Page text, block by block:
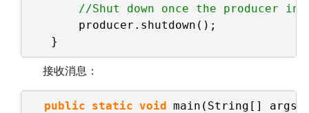
//Shut down once the producer
producer.shutdown();
}
接收消息：
public static void main(String[]